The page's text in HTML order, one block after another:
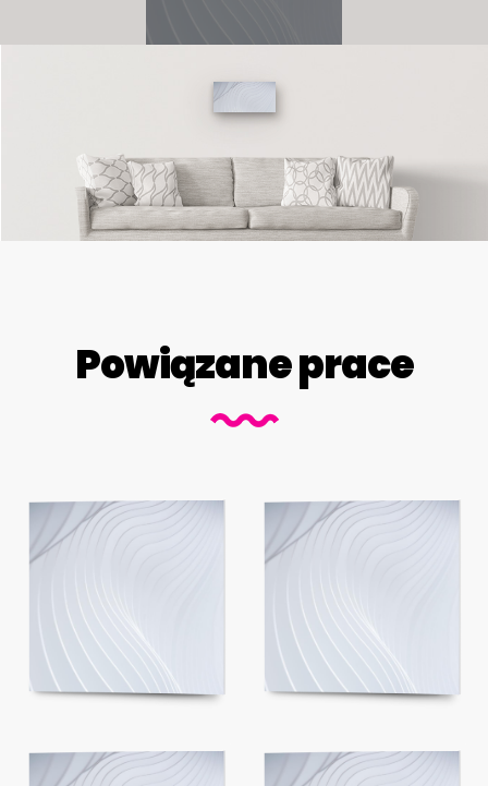
Powiązane prace